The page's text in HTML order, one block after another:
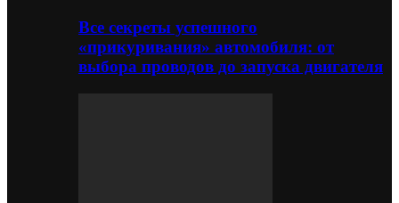
Все секреты успешного
«прикуривания» автомобиля: от
выбора проводов до запуска двигателя